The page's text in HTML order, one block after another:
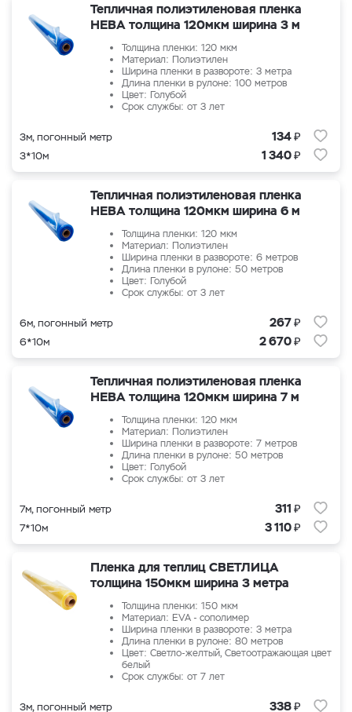
Тепличная полиэтиленовая пленка
НЕВА толщина 120мкм ширина 3 м
Толщина пленки: 120 мкм
Материал: Полиэтилен
Ширина пленки в развороте: 3 метра
Длина пленки в рулоне: 100 метров
Цвет: Голубой
Срок службы: от 3 лет
3м, погонный метр 134₽
3*10м 1 340₽
Тепличная полиэтиленовая пленка
НЕВА толщина 120мкм ширина 6 м
Толщина пленки: 120 мкм
Материал: Полиэтилен
Ширина пленки в развороте: 6 метров
Длина пленки в рулоне: 50 метров
Цвет: Голубой
Срок службы: от 3 лет
6м, погонный метр 267₽
6*10м 2 670₽
Тепличная полиэтиленовая пленка
НЕВА толщина 120мкм ширина 7 м
Толщина пленки: 120 мкм
Материал: Полиэтилен
Ширина пленки в развороте: 7 метров
Длина пленки в рулоне: 50 метров
Цвет: Голубой
Срок службы: от 3 лет
7м, погонный метр 311₽
7*10м 3 110₽
Пленка для теплиц СВЕТЛИЦА
толщина 150мкм ширина 3 метра
Толщина пленки: 150 мкм
Материал: EVA - сополимер
Ширина пленки в развороте: 3 метра
Длина пленки в рулоне: 80 метров
Цвет: Светло-желтый, Светоотражающая цвет
белый
Срок службы: от 7 лет
3м, погонный метр 338₽